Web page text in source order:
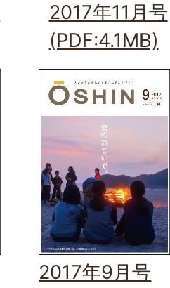
2017年11月号
(PDF:4.1MB)
2017年9月号